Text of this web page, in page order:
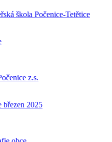
škola Počenice-Tetětice
z.s.
březen 2025